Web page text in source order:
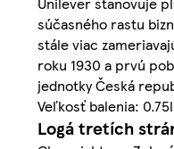
súčasného rastu
stále viac
roku 1930 a prvú
jednotky Česká
Veľkosť balenia: 0.75l
Logá tretích